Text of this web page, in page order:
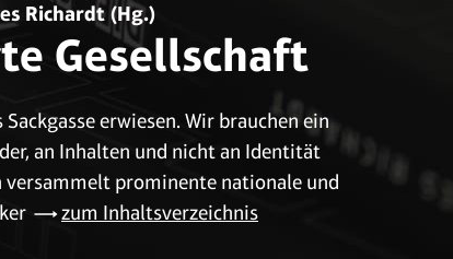
Richardt (Hg.)
Gesellschaft
erwiesen. Wir brauchen ein
an Inhalten und nicht an Identität
prominente nationale und
zum Inhaltsverzeichnis